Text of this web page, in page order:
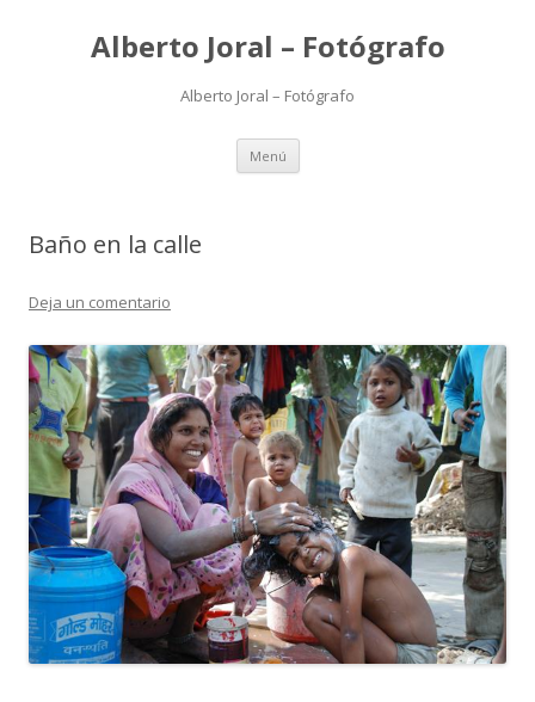
Alberto Joral – Fotógrafo
Alberto Joral – Fotógrafo
Menú Saltar
contenido
Baño en la calle
Deja un comentario